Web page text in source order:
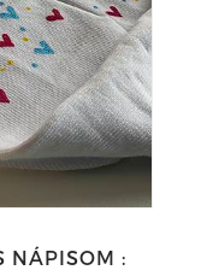
NÁPISOM :